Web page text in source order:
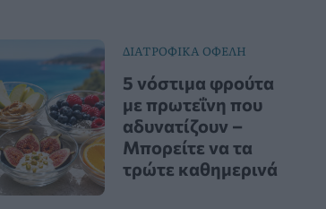
ΔΙΑΤΡΟΦΙΚΑ ΟΦΕΛΗ
5 νόστιμα φρούτα
με πρωτεΐνη που
αδυνατίζουν –
Μπορείτε να τα
τρώτε καθημερινά